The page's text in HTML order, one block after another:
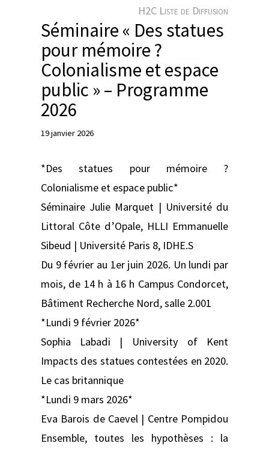
r
H2C Liste de Diffusion
Séminaire « Des statues
pour mémoire ?
Colonialisme et espace
public » – Programme
2026
19 janvier 2026
*Des statues pour mémoire ?
Colonialisme et espace public*
Séminaire Julie Marquet | Université du
Littoral Côte d’Opale, HLLI Emmanuelle
Sibeud | Université Paris 8, IDHE.S
Du 9 février au 1er juin 2026. Un lundi par
mois, de 14 h à 16 h Campus Condorcet,
Bâtiment Recherche Nord, salle 2.001
*Lundi 9 février 2026*
Sophia Labadi | University of Kent
Impacts des statues contestées en 2020.
Le cas britannique
*Lundi 9 mars 2026*
Eva Barois de Caevel | Centre Pompidou
Ensemble, toutes les hypothèses : la